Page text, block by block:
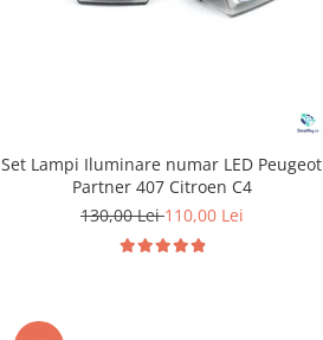
Set Lampi Iluminare numar LED Peugeot
Partner 407 Citroen C4
130,00 Lei110,00 Lei